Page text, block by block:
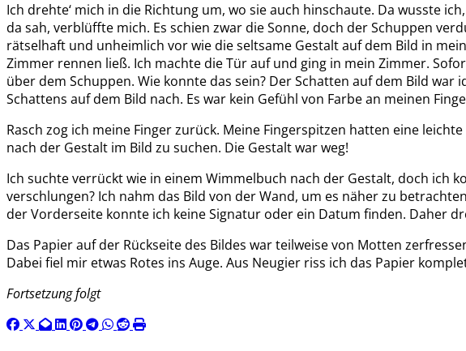
Ich drehte‘ mich in die Richtung um, wo sie auch hinschaute. Da wusste
da sah, verblüffte mich. Es schien zwar die Sonne, doch der Schuppen
rätselhaft und unheimlich vor wie die seltsame Gestalt auf dem Bild in
Zimmer rennen ließ. Ich machte die Tür auf und ging in mein Zimmer.
über dem Schuppen. Wie konnte das sein? Der Schatten auf dem Bild
Schattens auf dem Bild nach. Es war kein Gefühl von Farbe an meinen
Rasch zog ich meine Finger zurück. Meine Fingerspitzen hatten eine
nach der Gestalt im Bild zu suchen. Die Gestalt war weg!
Ich suchte verrückt wie in einem Wimmelbuch nach der Gestalt, doch ich
verschlungen? Ich nahm das Bild von der Wand, um es näher zu
der Vorderseite konnte ich keine Signatur oder ein Datum finden. Daher
Das Papier auf der Rückseite des Bildes war teilweise von Motten
Dabei fiel mir etwas Rotes ins Auge. Aus Neugier riss ich das Papier
Fortsetzung folgt